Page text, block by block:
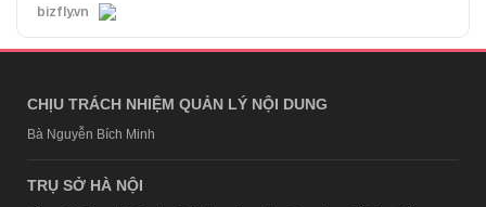
bizfly.vn
CHỊU TRÁCH NHIỆM QUẢN LÝ NỘI DUNG
Bà Nguyễn Bích Minh
TRỤ SỞ HÀ NỘI